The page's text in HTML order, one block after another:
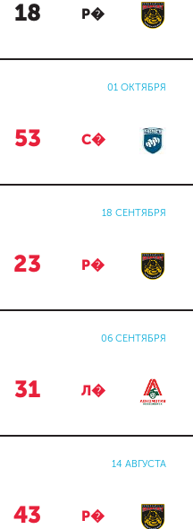
18 Р�
01 ОКТЯБРЯ
53 С�
18 СЕНТЯБРЯ
23 Р�
06 СЕНТЯБРЯ
31 Л�
14 АВГУСТА
43 Р�